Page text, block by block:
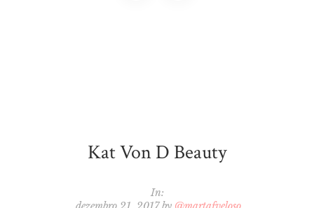
Kat Von D Beauty
In: